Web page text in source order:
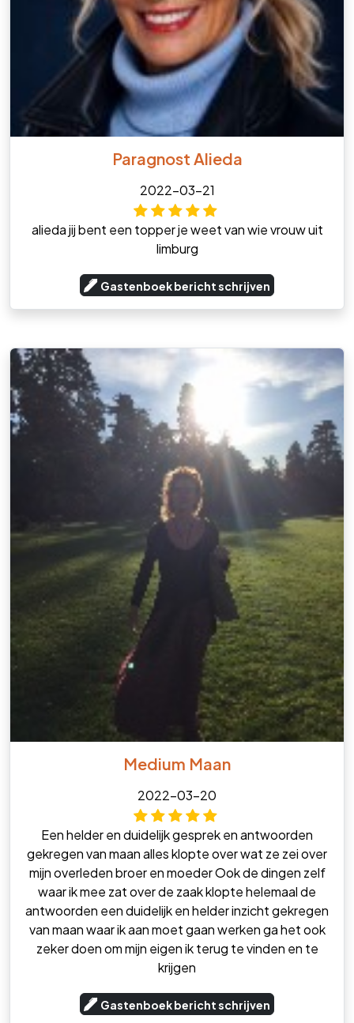
Paragnost Alieda
2022-03-21
alieda jij bent een topper je weet van wie vrouw uit
limburg
Gastenboek bericht schrijven
Medium Maan
2022-03-20
Een helder en duidelijk gesprek en antwoorden
gekregen van maan alles klopte over wat ze zei over
mijn overleden broer en moeder Ook de dingen zelf
waar ik mee zat over de zaak klopte helemaal de
antwoorden een duidelijk en helder inzicht gekregen
van maan waar ik aan moet gaan werken ga het ook
zeker doen om mijn eigen ik terug te vinden en te
krijgen
Gastenboek bericht schrijven